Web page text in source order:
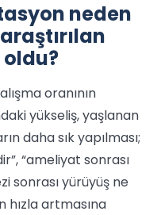
neden
oranının
yükseliş, yaşlanan
daha sık yapılması;
“ameliyat sonrası
sonrası yürüyüş ne
hızla artmasına